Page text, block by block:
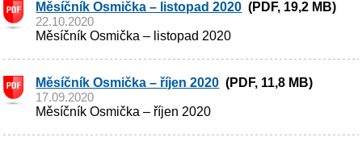
Měsíčník Osmička – listopad 2020 (PDF, 19,2 MB)
22.10.2020
Měsíčník Osmička – listopad 2020
Měsíčník Osmička – říjen 2020 (PDF, 11,8 MB)
17.09.2020
Měsíčník Osmička – říjen 2020